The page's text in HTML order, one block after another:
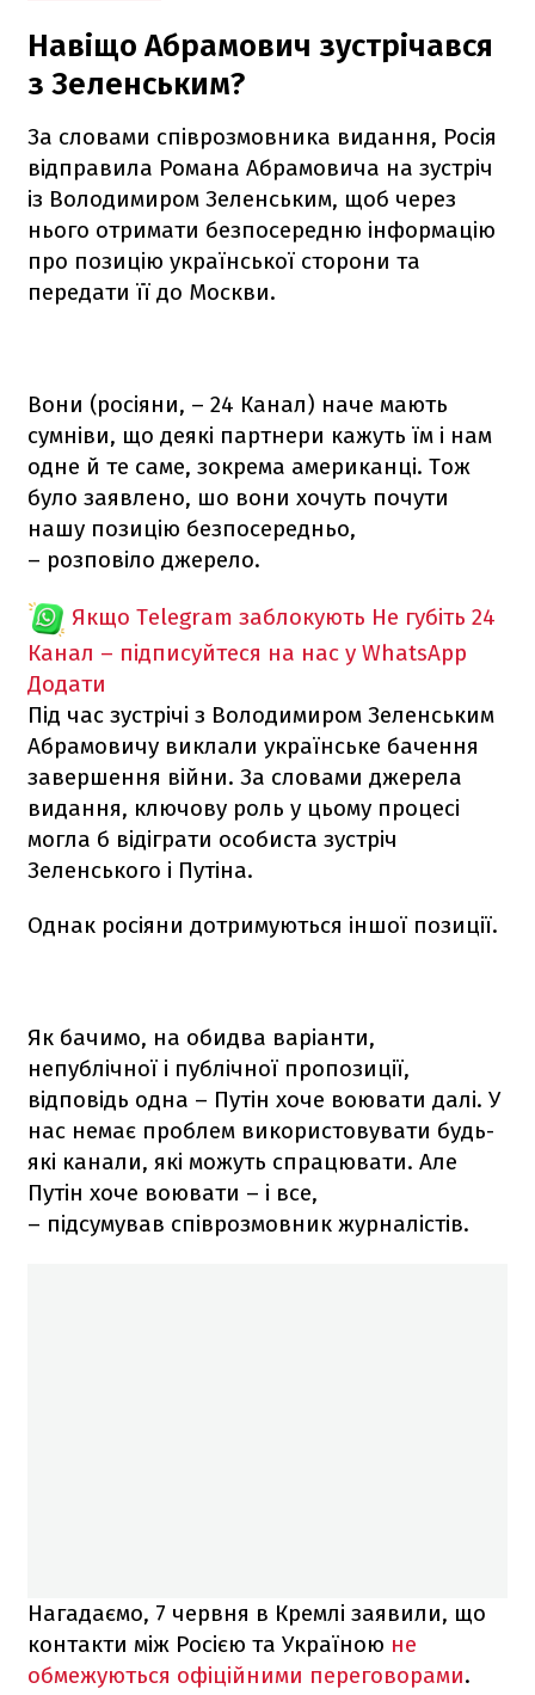
Навіщо Абрамович зустрічався
з Зеленським?
За словами співрозмовника видання, Росія
відправила Романа Абрамовича на зустріч
із Володимиром Зеленським, щоб через
нього отримати безпосередню інформацію
про позицію української сторони та
передати її до Москви.
Вони (росіяни, – 24 Канал) наче мають
сумніви, що деякі партнери кажуть їм і нам
одне й те саме, зокрема американці. Тож
було заявлено, шо вони хочуть почути
нашу позицію безпосередньо,
– розповіло джерело.
Якщо Telegram заблокують Не губіть 24
Канал – підписуйтеся на нас у WhatsApp
Додати
Під час зустрічі з Володимиром Зеленським
Абрамовичу виклали українське бачення
завершення війни. За словами джерела
видання, ключову роль у цьому процесі
могла б відіграти особиста зустріч
Зеленського і Путіна.
Однак росіяни дотримуються іншої позиції.
Як бачимо, на обидва варіанти,
непублічної і публічної пропозиції,
відповідь одна – Путін хоче воювати далі. У
нас немає проблем використовувати будь-
які канали, які можуть спрацювати. Але
Путін хоче воювати – і все,
– підсумував співрозмовник журналістів.
Нагадаємо, 7 червня в Кремлі заявили, що
контакти між Росією та Україною не
обмежуються офіційними переговорами.